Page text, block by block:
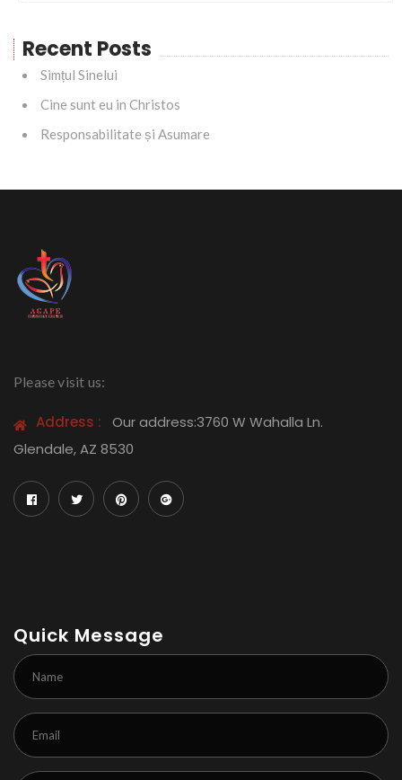
Recent Posts
Simțul Sinelui
Cine sunt eu in Christos
Responsabilitate și Asumare
Please visit us:
Address :
Our address:3760 W Wahalla Ln.
Glendale, AZ 8530
Quick Message